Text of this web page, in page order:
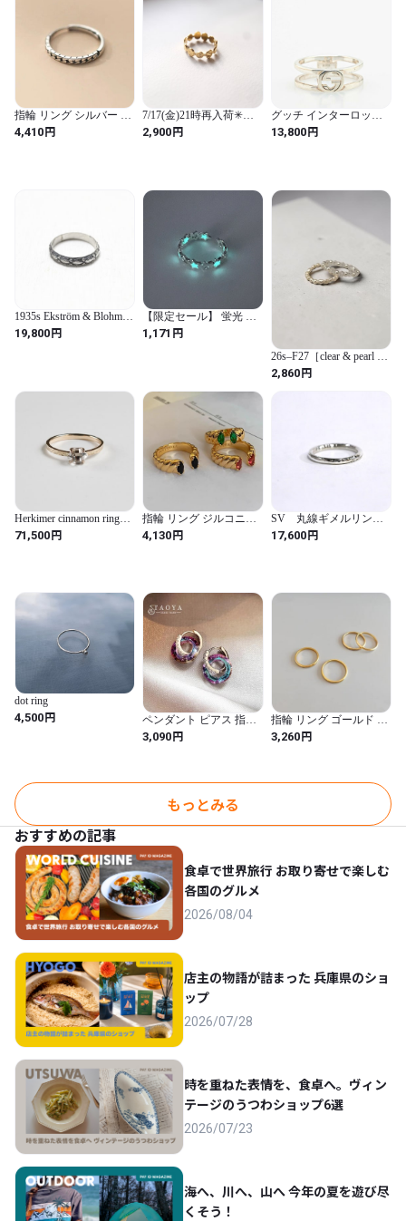
Color）
指輪 リング シルバー レ
ディース 女性 メンズ 男
性 リアル 925 スター 星
4,410円
7/17(金)21時再入荷✳︎ス
テンレスマーブルリング
2,900円
グッチ インターロッキ
ングG オープンバンド
リング 指輪 #9 SV925 シ
13,800円
1935s Ekström & Blohm
art deco ring
19,800円
【限定セール】 蛍光 発
光 中空 アウト スター オ
ープニング カップル リ
ト（star / サイズ変更可
能）
1,171 円
26s–F27［clear & pearl set
ring］
2,860円
Herkimer cinnamon ring
K10 101
71,500円
指輪 リング ジルコニア
ゴールド レディース 色
落ちなし カラー 婚約 カ
4,130円
SV 丸線ギメルリン
グ 表面加工槌目タイプ
17,600円
dot ring
4,500円
ペンダント ピアス 指輪
リング クリスタル サー
クル レディース 2024 夏
3,090円
指輪 リング ゴールド イ
ンド チタン レディース
女性 スチール 18K プレ
3,260円
もっとみる
おすすめの記事
食卓で世界旅行 お取り寄せで楽しむ
各国のグルメ
2026/08/04
店主の物語が詰まった 兵庫県のショ
ップ
2026/07/28
時を重ねた表情を、食卓へ。ヴィン
テージのうつわショップ6選
2026/07/23
海へ、川へ、山へ 今年の夏を遊び尽
くそう！